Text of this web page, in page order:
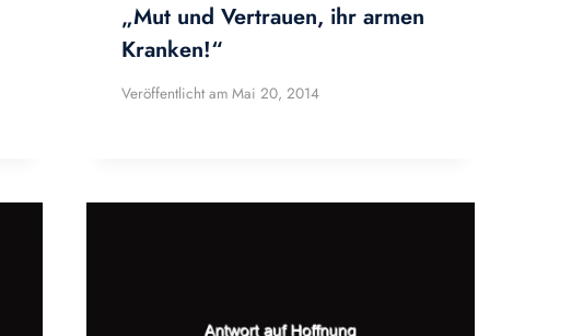
„Mut und Vertrauen, ihr armen
Kranken!“
Veröffentlicht am Mai 20, 2014